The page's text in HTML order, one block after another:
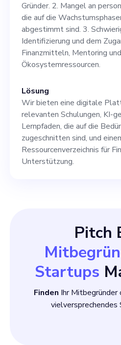
Gründer. 2. Mangel an
die auf die
abgestimmt sind. 3.
Identifizierung und dem
Finanzmitteln, Mentoring und
Ökosystemressourcen.
Lösung
Wir bieten eine digitale
relevanten Schulungen, KI-
Lernpfaden, die auf die
zugeschnitten sind, und
Ressourcenverzeichnis für
Unterstützung.
Pitch
Startups
Finden Ihr Mitbegründer